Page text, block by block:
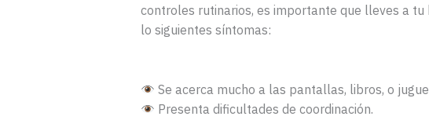
controles rutinarios, es importante que lleves a
lo siguientes síntomas:⁠
Se acerca mucho a las pantallas, libros, o
Presenta dificultades de coordinación.